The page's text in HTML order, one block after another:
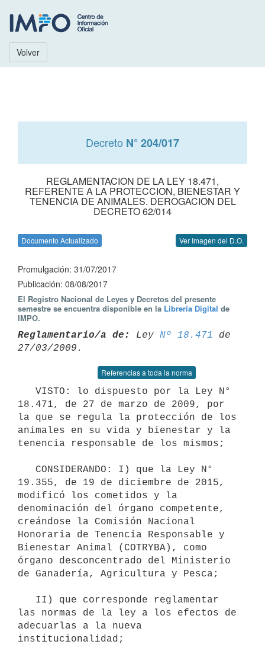
Volver
Decreto N° 204/017
REGLAMENTACION DE LA LEY 18.471,
REFERENTE A LA PROTECCION, BIENESTAR Y
TENENCIA DE ANIMALES. DEROGACION DEL
DECRETO 62/014
Documento Actualizado Ver Imagen del D.O.
Promulgación: 31/07/2017
Publicación: 08/08/2017
El Registro Nacional de Leyes y Decretos del presente
semestre se encuentra disponible en la Librería Digital de
IMPO.
Reglamentario/a de: Ley Nº 18.471
de
Referencias a toda la norma
18.471, de 27 de marzo de 2009, por
la que se regula la protección de los
animales en su vida y bienestar y la
tenencia responsable de los mismos;
19.355, de 19 de diciembre de 2015,
modificó los cometidos y la
denominación del órgano competente,
creándose la Comisión Nacional
Honoraria de Tenencia Responsable y
Bienestar Animal (COTRYBA), como
órgano desconcentrado del Ministerio
de Ganadería, Agricultura y Pesca;
las normas de la ley a los efectos de
adecuarlas a la nueva
institucionalidad;